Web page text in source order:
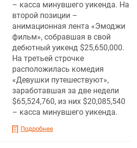
– касса минувшего уикенда. На
второй позиции –
анимационная лента «Эмоджи
фильм», собравшая в свой
дебютный уикенд $25,650,000.
На третьей строчке
расположилась комедия
«Девушки путешествуют»,
заработавшая за две недели
$65,524,760, из них $20,085,540
– касса минувшего уикенда.
Подробнее